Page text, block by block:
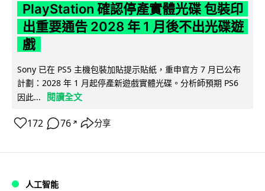
PlayStation 確認停產實體光碟 包裝印
出重要通告 2028 年 1 月後不出光碟遊
戲
Sony 已在 PS5 主機包裝加貼提示貼紙，重申官方 7 月已公布
計劃：2028 年 1 月起停產新遊戲實體光碟。分析師預期 PS6
因此...
閱讀全文
172 76 ↗ 分享
人工智能